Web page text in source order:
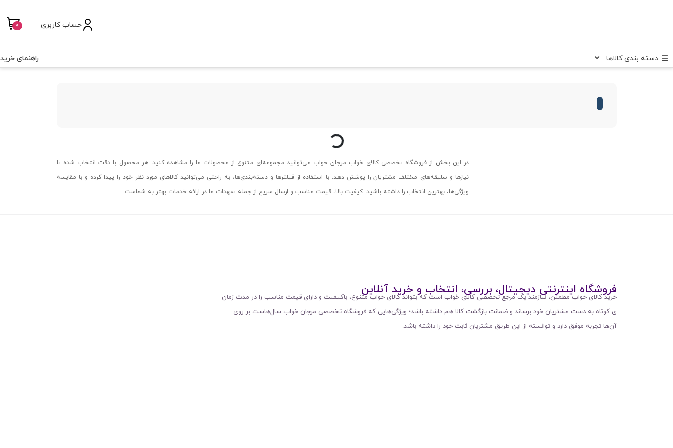
حساب کاربری 0
دسته بندی کالاها راهنمای خرید
درحال بارگذاری...
در این بخش از فروشگاه تخصصی کالای خواب مرجان خواب می‌توانید مجموعه‌ای متنوع از محصولات ما را مشاهده کنید. هر محصول با دقت انتخاب شده تا
نیازها و سلیقه‌های مختلف مشتریان را پوشش دهد. با استفاده از فیلترها و دسته‌بندی‌ها، به راحتی می‌توانید کالاهای مورد نظر خود را پیدا کرده و با مقایسه
ویژگی‌ها، بهترین انتخاب را داشته باشید. کیفیت بالا، قیمت مناسب و ارسال سریع از جمله تعهدات ما در ارائه خدمات بهتر به شماست.
فروشگاه اینترنتی دیجیتال، بررسی، انتخاب و خرید آنلاین
خرید کالای خواب مطمئن، نیازمند یک مرجع تخصصی کالای خواب است که بتواند کالای خواب متنوع، باکیفیت و دارای قیمت مناسب را در مدت زمان
ی کوتاه به دست مشتریان خود برساند و ضمانت بازگشت کالا هم داشته باشد؛ ویژگی‌هایی که فروشگاه تخصصی مرجان خواب سال‌هاست بر روی
آن‌ها تجربه موفق دارد و توانسته از این طریق مشتریان ثابت خود را داشته باشد.